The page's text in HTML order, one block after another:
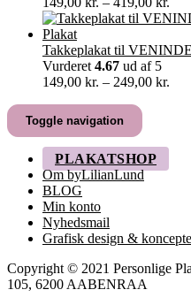
Takkeplakat til
Vurderet 4.67 ud af 5
149,00 kr. – 249,00 kr.
Toggle navigation
PLAKATSHOP
Om byLilianLund
BLOG
Min konto
Nyhedsmail
Grafisk design &
Copyright © 2021 Personlige
105, 6200 AABENRAA